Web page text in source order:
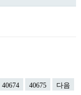
40674 40675
다음